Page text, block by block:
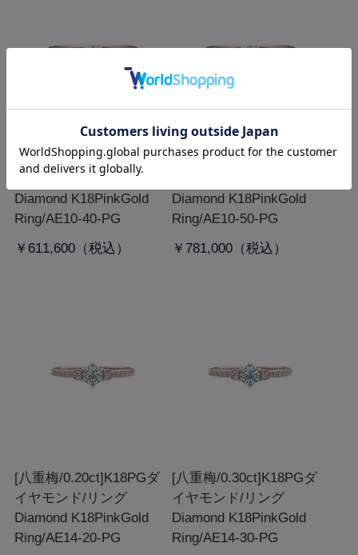
[メノウ/0.40ct]K18PGダ
イヤモンド/リング
Diamond K18PinkGold
Ring/AE10-40-PG
￥611,600
[メノウ/0.50ct]K18PGダ
Diamond K18PinkGold
Ring/AE10-50-PG
￥781,000
[八重梅/0.20ct]K18PGダ
イヤモンド/リング
Diamond K18PinkGold
Ring/AE14-20-PG
[八重梅/0.30ct]K18PGダ
イヤモンド/リング
Diamond K18PinkGold
Ring/AE14-30-PG